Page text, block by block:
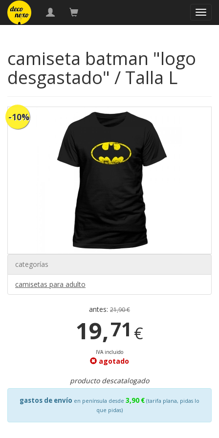
camiseta batman "logo
desgastado" / Talla L
-10%
categorías
camisetas para adulto
antes: 21,90 €
19,71 €
IVA incluido
agotado
producto descatalogado
gastos de envío en península desde 3,90 € (tarifa plana, pidas lo
que pidas)